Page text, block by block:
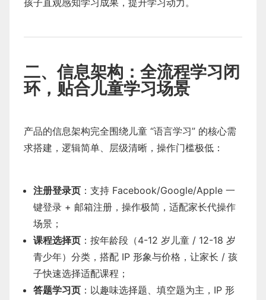
孩子直观感知学习成果，提升学习动力。
二、信息架构：全流程学习闭
环，贴合儿童学习场景
产品的信息架构完全围绕儿童 “语言学习” 的核心需
求搭建，逻辑简单、层级清晰，操作门槛极低：
注册登录页 ：支持 Facebook/Google/Apple 一
键登录 + 邮箱注册，操作极简，适配家长代操作
场景；
课程选择页 ：按年龄段（4-12 岁儿童 / 12-18 岁
青少年）分类，搭配 IP 形象与价格，让家长 / 孩
子快速选择适配课程；
答题学习页 ：以趣味选择题、填空题为主，IP 形